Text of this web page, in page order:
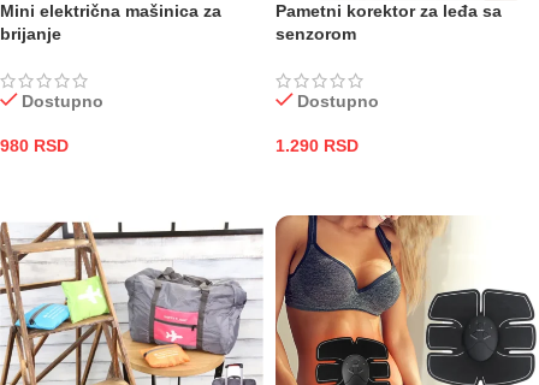
Mini električna mašinica za
brijanje
Dostupno
980 RSD
Pametni korektor za leđa sa
senzorom
Dostupno
1.290 RSD